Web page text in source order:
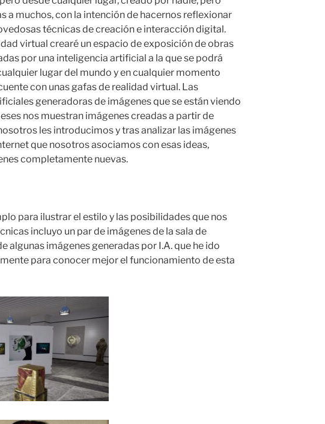
a muchos, con la intención de hacernos reflexionar
técnicas de creación e interacción digital.
virtual crearé un espacio de exposición de obras
por una inteligencia artificial a la que se podrá
lugar del mundo y en cualquier momento
con unas gafas de realidad virtual. Las
generadoras de imágenes que se están viendo
nos muestran imágenes creadas a partir de
les introducimos y tras analizar las imágenes
que nosotros asociamos con esas ideas,
completamente nuevas.
para ilustrar el estilo y las posibilidades que nos
incluyo un par de imágenes de la sala de
algunas imágenes generadas por I.A. que he ido
para conocer mejor el funcionamiento de esta